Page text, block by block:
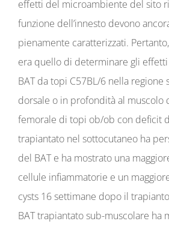
effetti del microambiente del sito
funzione dell’innesto devono
pienamente caratterizzati.
era quello di determinare gli
BAT da topi C57BL/6 nella regione
dorsale o in profondità al muscolo
femorale di topi ob/ob con deficit
trapiantato nel sottocutaneo ha
del BAT e ha mostrato una
cellule infiammatorie e un
cysts 16 settimane dopo il
BAT trapiantato sub-muscolare ha